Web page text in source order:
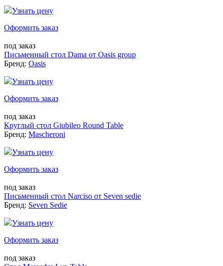
Узнать цену
Оформить заказ
под заказ
Письменный стол Dama от Oasis group
Бренд: Oasis
Узнать цену
Оформить заказ
под заказ
Круглый стол Giubileo Round Table
Бренд: Mascheroni
Узнать цену
Оформить заказ
под заказ
Письменный стол Narciso от Seven sedie
Бренд: Seven Sedie
Узнать цену
Оформить заказ
под заказ